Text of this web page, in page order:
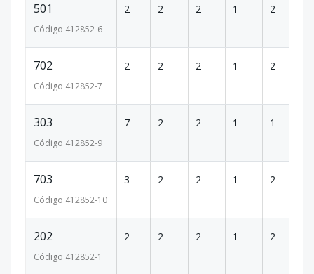
501
Código 412852-6
2 2 2 1 2
702
Código 412852-7
2 2 2 1 2
303
Código 412852-9
7 2 2 1 1
703
Código 412852-10
3 2 2 1 2
202
Código 412852-1
2 2 2 1 2